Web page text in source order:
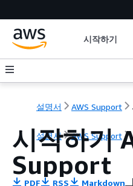
시작하기
설명서 AWS Support
설명서 AWS Support
시작하기
Support
PDF RSS Markdown